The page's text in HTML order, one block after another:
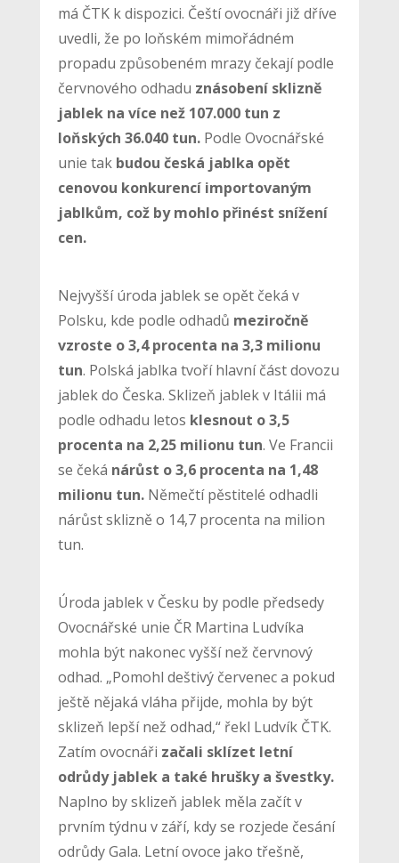
má ČTK k dispozici. Čeští ovocnáři již dříve
uvedli, že po loňském mimořádném
propadu způsobeném mrazy čekají podle
červnového odhadu znásobení sklizně
jablek na více než 107.000 tun z
loňských 36.040 tun.Podle Ovocnářské
unie tak budou česká jablka opět
cenovou konkurencí importovaným
jablkům, což by mohlo přinést snížení
cen.
Nejvyšší úroda jablek se opět čeká v
Polsku, kde podle odhadů meziročně
vzroste o 3,4 procenta na 3,3 milionu
tun. Polská jablka tvoří hlavní část dovozu
jablek do Česka. Sklizeň jablek v Itálii má
podle odhadu letos klesnout o 3,5
procenta na 2,25 milionu tun. Ve Francii
se čeká nárůst o 3,6 procenta na 1,48
milionu tun.Němečtí pěstitelé odhadli
nárůst sklizně o 14,7 procenta na milion
tun.
Úroda jablek v Česku by podle předsedy
Ovocnářské unie ČR Martina Ludvíka
mohla být nakonec vyšší než červnový
odhad. „Pomohl deštivý červenec a pokud
ještě nějaká vláha přijde, mohla by být
sklizeň lepší než odhad,“ řekl Ludvík ČTK.
Zatím ovocnáři začali sklízet letní
odrůdy jablek a také hrušky a švestky.
Naplno by sklizeň jablek měla začít v
prvním týdnu v září, kdy se rozjede česání
odrůdy Gala. Letní ovoce jako třešně,